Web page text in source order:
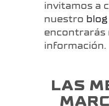
invitamos a
nuestro blog
encontrarás
información.
LAS